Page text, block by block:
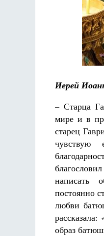
Иерей
– Старца
мире и в
старец
написать
постоянно
любви
образ